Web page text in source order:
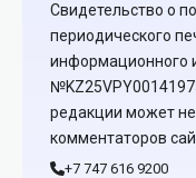
Свидетельство о
периодического
информационного
редакции может
комментаторов
+7 747 616 9200